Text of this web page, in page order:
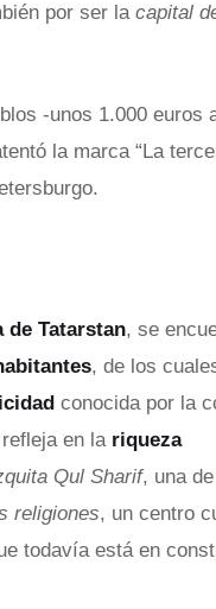
por ser la capital
-unos 1.000 euros
la marca “La
de Tatarstan, se
, de los
conocida por la
en lariqueza
Qul Sharif, una
religiones, un centro
todavía está en